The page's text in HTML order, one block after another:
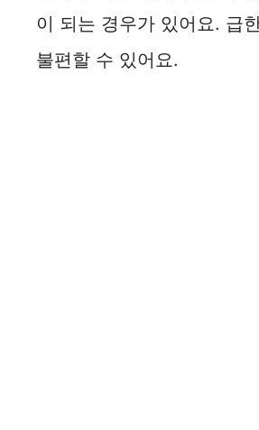
이 되는 경우가 있어요. 급
불편할 수 있어요.